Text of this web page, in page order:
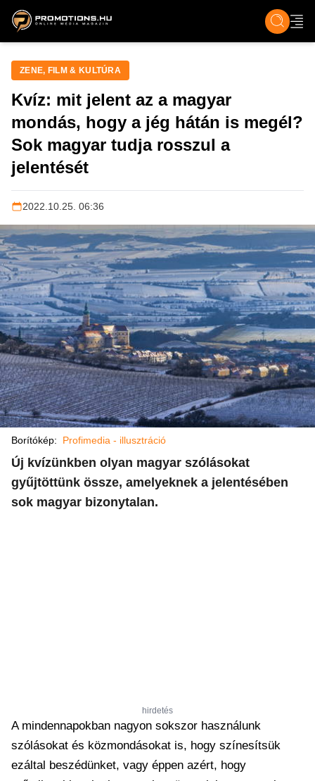
ZENE, FILM & KULT ÉLET TECH &
ZENE, FILM & KULTÚRA
Kvíz: mit jelent az a magyar
mondás, hogy a jég hátán is megél?
Sok magyar tudja rosszul a
jelentését
2022.10.25. 06:36
Borítókép: Profimedia - illusztráció
Új kvízünkben olyan magyar szólásokat
gyűjtöttünk össze, amelyeknek a jelentésében
sok magyar bizonytalan.
hirdetés
A mindennapokban nagyon sokszor használunk
szólásokat és közmondásokat is, hogy színesítsük
ezáltal beszédünket, vagy éppen azért, hogy